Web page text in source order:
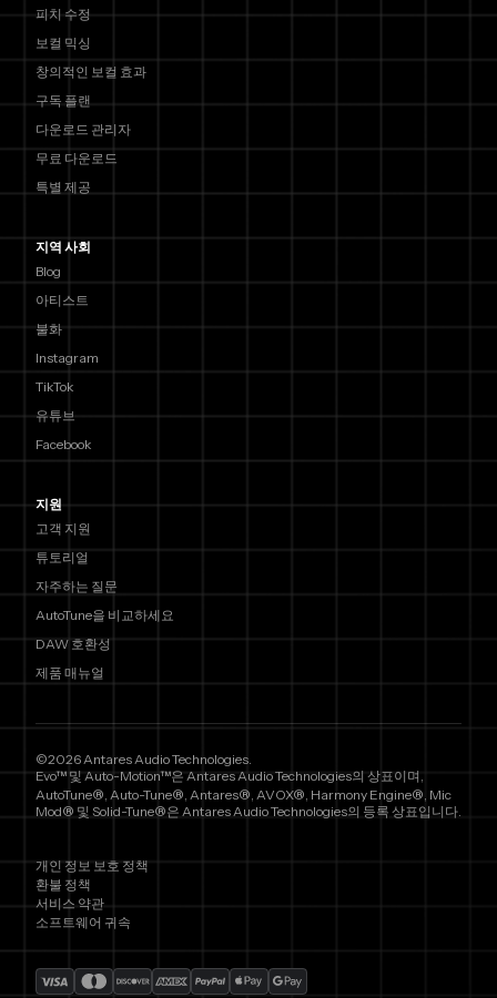
피치 수정
보컬 믹싱
창의적인 보컬 효과
구독 플랜
다운로드 관리자
무료 다운로드
특별 제공
지역 사회
Blog
아티스트
불화
Instagram
TikTok
유튜브
Facebook
지원
고객 지원
튜토리얼
자주하는 질문
AutoTune을 비교하세요
DAW 호환성
제품 매뉴얼
©2026 Antares Audio Technologies.
Evo™ 및 Auto-Motion™은 Antares Audio Technologies의 상표이며,
AutoTune®, Auto-Tune®, Antares®, AVOX®, Harmony Engine®, Mic
Mod® 및 Solid-Tune®은 Antares Audio Technologies의 등록 상표입니다.
개인 정보 보호 정책
환불 정책
서비스 약관
소프트웨어 귀속